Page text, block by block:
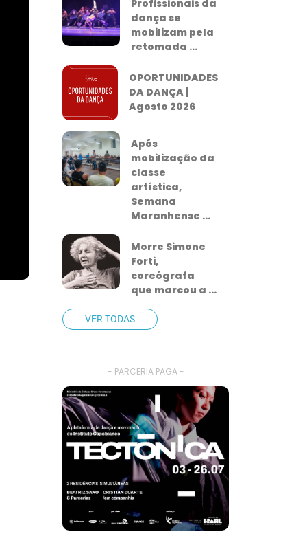
Profissionais da
dança se
mobilizam pela
retomada ...
OPORTUNIDADES
DA DANÇA |
Agosto 2026
Após
mobilização da
classe
artística,
Semana
Maranhense ...
Morre Simone
Forti,
coreógrafa
que marcou a ...
VER TODAS
- PARCERIA PAGA -